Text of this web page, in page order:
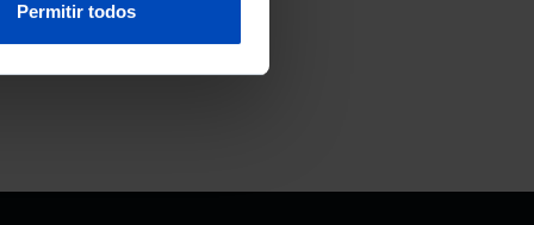
Permitir todos